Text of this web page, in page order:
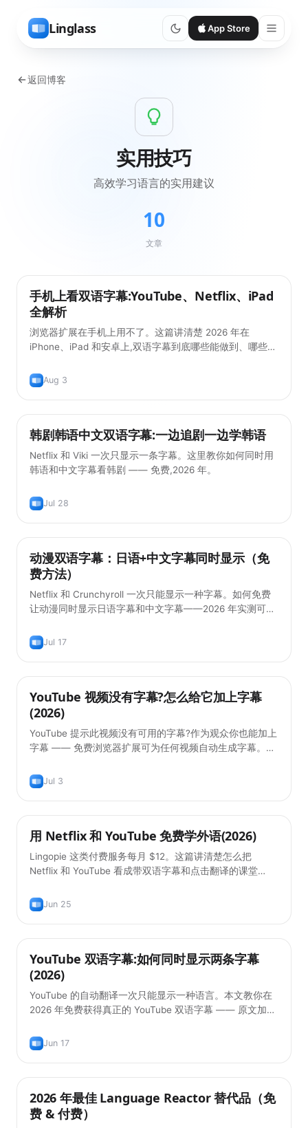
Linglass App Store
返回博客
实用技巧
高效学习语言的实用建议
10
文章
实用技巧
手机上看双语字幕:YouTube、Netflix、iPad
全解析
浏览器扩展在手机上用不了。这篇讲清楚 2026 年在
iPhone、iPad 和安卓上,双语字幕到底哪些能做到、哪些做
Aug 3
实用技巧
韩剧韩语中文双语字幕:一边追剧一边学韩语
Netflix 和 Viki 一次只显示一条字幕。这里教你如何同时用
韩语和中文字幕看韩剧 —— 免费,2026 年。
Jul 28
实用技巧
动漫双语字幕：日语+中文字幕同时显示（免
费方法）
Netflix 和 Crunchyroll 一次只能显示一种字幕。如何免费
让动漫同时显示日语字幕和中文字幕——2026 年实测可行
Jul 17
实用技巧
YouTube 视频没有字幕?怎么给它加上字幕
(2026)
YouTube 提示此视频没有可用的字幕?作为观众你也能加上
字幕 —— 免费浏览器扩展可为任何视频自动生成字幕。
Jul 3
实用技巧
用 Netflix 和 YouTube 免费学外语(2026)
Lingopie 这类付费服务每月 $12。这篇讲清楚怎么把
Netflix 和 YouTube 看成带双语字幕和点击翻译的课堂
Jun 25
实用技巧
YouTube 双语字幕:如何同时显示两条字幕
(2026)
YouTube 的自动翻译一次只能显示一种语言。本文教你在
2026 年免费获得真正的 YouTube 双语字幕 —— 原文加翻
Jun 17
实用技巧
2026 年最佳 Language Reactor 替代品（免
费 & 付费）